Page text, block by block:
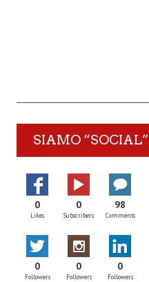
SIAMO “SOCIAL”
0
Likes
0
Subscribers
98
Comments
0
Followers
0
Followers
0
Followers